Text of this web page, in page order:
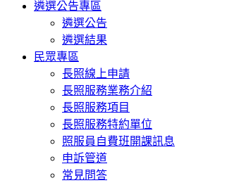
遴選公告專區
遴選公告
遴選結果
民眾專區
長照線上申請
長照服務業務介紹
長照服務項目
長照服務特約單位
照服員自費班開課訊息
申訴管道
常見問答